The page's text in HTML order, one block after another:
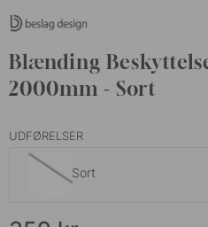
Blænding
2000mm - Sort
UDFØRELSER
Sort